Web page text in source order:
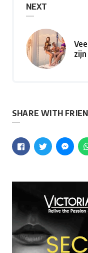
NEXT
SHARE WITH